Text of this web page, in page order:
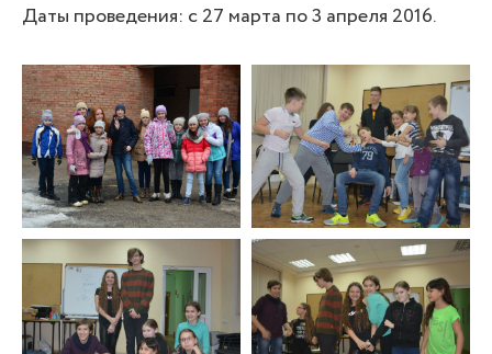
Даты проведения: с 27 марта по 3 апреля 2016.